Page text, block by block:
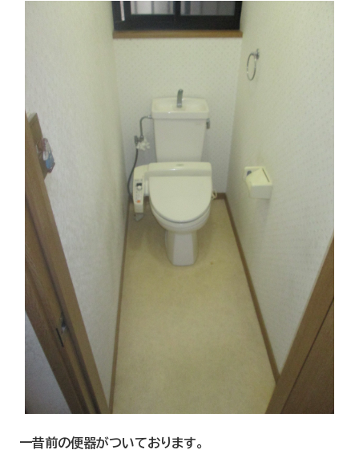
店舗＆モデルハウス紹介
会社概要
一昔前の便器がついております。